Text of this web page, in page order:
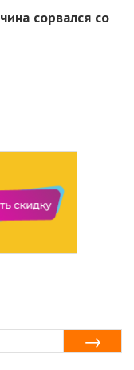
сорвался со